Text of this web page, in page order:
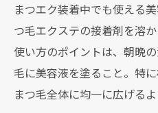
まつエク装着中でも使える
つ毛エクステの接着剤を溶
使い方のポイントは、朝晩
毛に美容液を塗ること。特
まつ毛全体に均一に広げるよ